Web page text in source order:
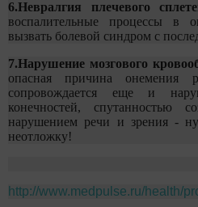
6.Невралгия плечевого
воспалительные процессы в
вызвать болевой синдром с
7.Нарушение мозгового
опасная причина онемения
сопровождается еще и
конечностей, спутанностью
нарушением речи и зрения -
неотложку!
http://www.medpulse.ru/health/